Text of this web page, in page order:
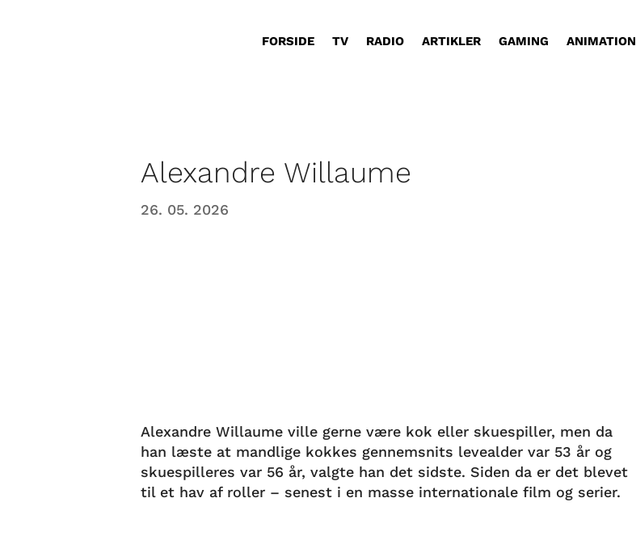
FORSIDE TV RADIO ARTIKLER GAMING ANIMATION
Alexandre Willaume
26. 05. 2026
Alexandre Willaume ville gerne være kok eller skuespiller, men da
han læste at mandlige kokkes gennemsnits levealder var 53 år og
skuespilleres var 56 år, valgte han det sidste. Siden da er det blevet
til et hav af roller – senest i en masse internationale film og serier.